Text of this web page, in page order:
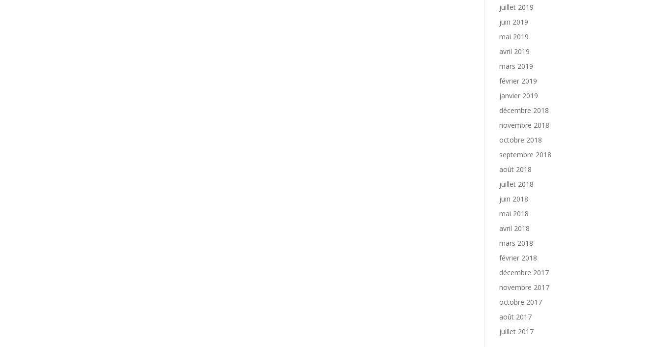
juillet 2019
juin 2019
mai 2019
avril 2019
mars 2019
février 2019
janvier 2019
décembre 2018
novembre 2018
octobre 2018
septembre 2018
août 2018
juillet 2018
juin 2018
mai 2018
avril 2018
mars 2018
février 2018
décembre 2017
novembre 2017
octobre 2017
août 2017
juillet 2017